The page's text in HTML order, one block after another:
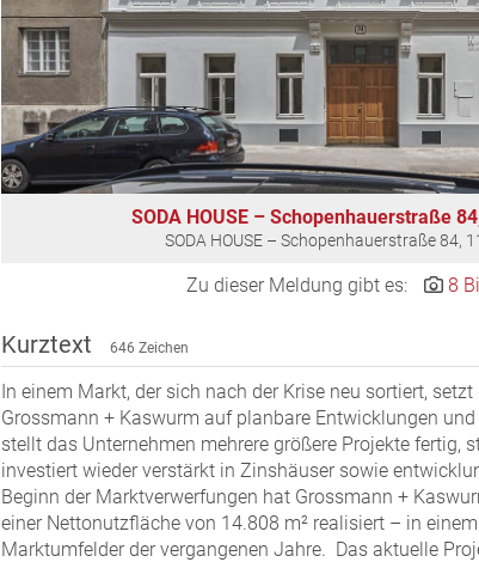
SODA HOUSE – Schopenhauerstraße
SODA HOUSE – Schopenhauerstraße 84,
Zu dieser Meldung gibt es: 8
Kurztext 646 Zeichen
In einem Markt, der sich nach der Krise neu sortiert,
Grossmann + Kaswurm auf planbare Entwicklungen
stellt das Unternehmen mehrere größere Projekte fertig,
investiert wieder verstärkt in Zinshäuser sowie
Beginn der Marktverwerfungen hat Grossmann +
einer Nettonutzfläche von 14.808 m² realisiert – in
Marktumfelder der vergangenen Jahre. Das aktuelle